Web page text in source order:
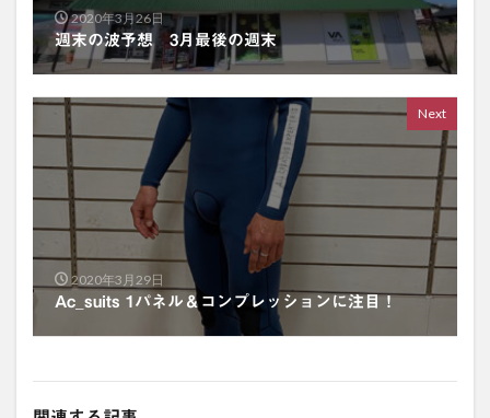
2020年3月26日
週末の波予想 3月最後の週末
Next
2020年3月29日
Ac_suits 1パネル＆コンプレッションに注目！